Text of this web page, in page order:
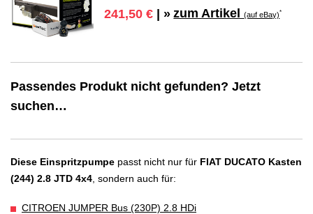
241,50 € | » zum Artikel(auf eBay)*
Passendes Produkt nicht gefunden? Jetzt
suchen…
Diese Einspritzpumpe passt nicht nur für FIAT DUCATO Kasten
(244) 2.8 JTD 4x4 , sondern auch für:
CITROEN JUMPER Bus (230P) 2.8 HDi